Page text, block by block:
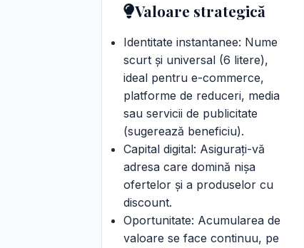
Valoare strategică
Identitate instantanee: Nume
scurt și universal (6 litere),
ideal pentru e-commerce,
platforme de reduceri, media
sau servicii de publicitate
(sugerează beneficiu).
Capital digital: Asigurați-vă
adresa care domină nișa
ofertelor și a produselor cu
discount.
Oportunitate: Acumularea de
valoare se face continuu, pe